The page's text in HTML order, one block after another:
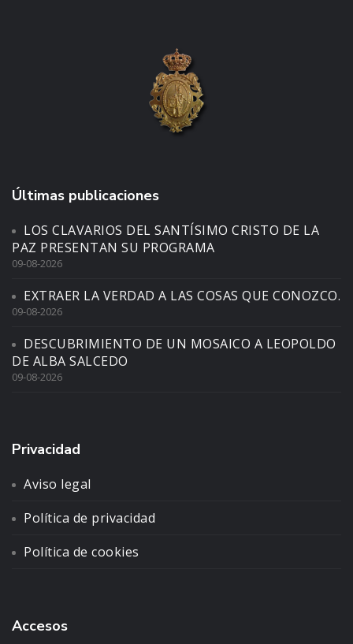
Últimas publicaciones
LOS CLAVARIOS DEL SANTÍSIMO CRISTO DE LA
PAZ PRESENTAN SU PROGRAMA
09-08-2026
EXTRAER LA VERDAD A LAS COSAS QUE CONOZCO.
09-08-2026
DESCUBRIMIENTO DE UN MOSAICO A LEOPOLDO
DE ALBA SALCEDO
09-08-2026
Privacidad
Aviso legal
Política de privacidad
Política de cookies
Accesos